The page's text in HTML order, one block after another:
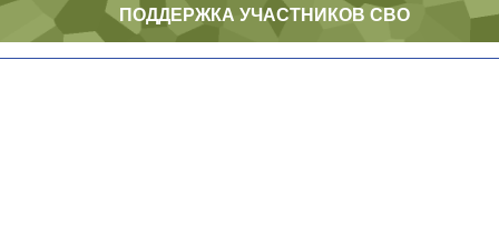
ПОДДЕРЖКА УЧАСТНИКОВ СВО